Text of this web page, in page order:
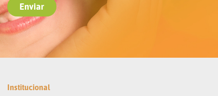
Institucional